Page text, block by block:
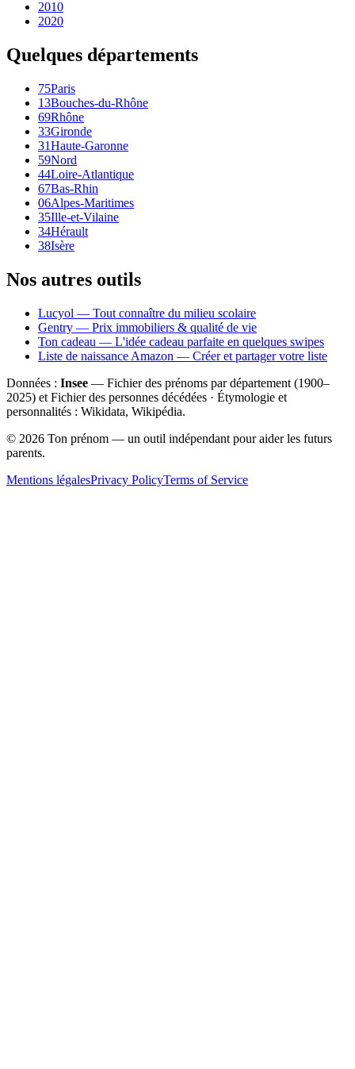
2010
2020
Quelques départements
75Paris
13Bouches-du-Rhône
69Rhône
33Gironde
31Haute-Garonne
59Nord
44Loire-Atlantique
67Bas-Rhin
06Alpes-Maritimes
35Ille-et-Vilaine
34Hérault
38Isère
Nos autres outils
Lucyol — Tout connaître du milieu scolaire
Gentry — Prix immobiliers & qualité de vie
Ton cadeau — L'idée cadeau parfaite en quelques swipes
Liste de naissance Amazon — Créer et partager votre liste
Données : Insee — Fichier des prénoms par département (1900–
2025) et Fichier des personnes décédées · Étymologie et
personnalités : Wikidata, Wikipédia.
© 2026 Ton prénom — un outil indépendant pour aider les futurs
parents.
Mentions légalesPrivacy PolicyTerms of Service